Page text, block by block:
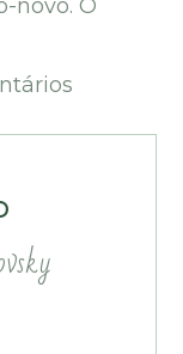
novo. O